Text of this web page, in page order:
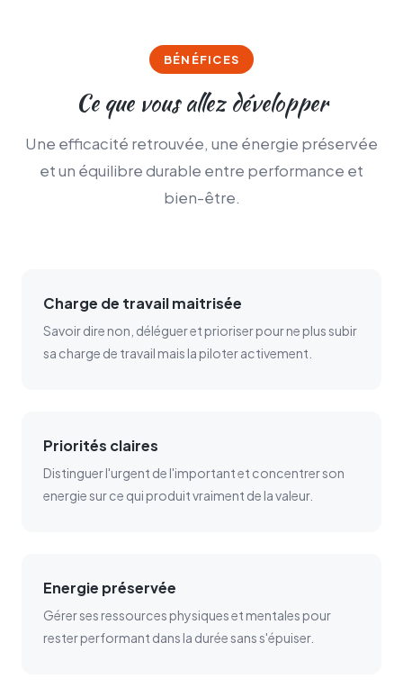
BÉNÉFICES
Ce que vous allez développer
Une efficacité retrouvée, une énergie préservée
et un équilibre durable entre performance et
bien-être.
Charge de travail maitrisée
Savoir dire non, déléguer et prioriser pour ne plus subir
sa charge de travail mais la piloter activement.
Priorités claires
Distinguer l'urgent de l'important et concentrer son
energie sur ce qui produit vraiment de la valeur.
Energie préservée
Gérer ses ressources physiques et mentales pour
rester performant dans la durée sans s'épuiser.